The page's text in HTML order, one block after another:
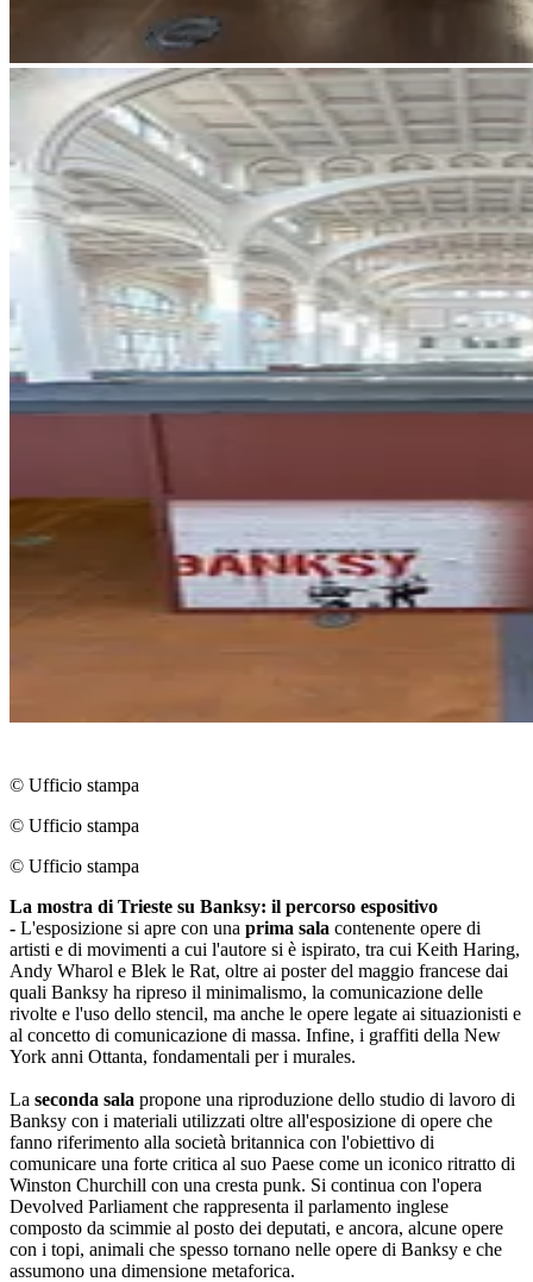
© Ufficio stampa
© Ufficio stampa
© Ufficio stampa
La mostra di Trieste su Banksy: il percorso espositivo
- L'esposizione si apre con una prima sala contenente opere di
artisti e di movimenti a cui l'autore si è ispirato, tra cui Keith Haring,
Andy Wharol e Blek le Rat, oltre ai poster del maggio francese dai
quali Banksy ha ripreso il minimalismo, la comunicazione delle
rivolte e l'uso dello stencil, ma anche le opere legate ai situazionisti e
al concetto di comunicazione di massa. Infine, i graffiti della New
York anni Ottanta, fondamentali per i murales.
La seconda sala propone una riproduzione dello studio di lavoro di
Banksy con i materiali utilizzati oltre all'esposizione di opere che
fanno riferimento alla società britannica con l'obiettivo di
comunicare una forte critica al suo Paese come un iconico ritratto di
Winston Churchill con una cresta punk. Si continua con l'opera
Devolved Parliament che rappresenta il parlamento inglese
composto da scimmie al posto dei deputati, e ancora, alcune opere
con i topi, animali che spesso tornano nelle opere di Banksy e che
assumono una dimensione metaforica.